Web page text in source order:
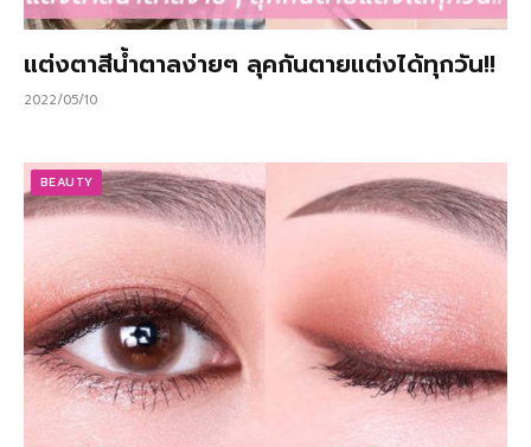
แต่งตาสีน้ำตาลง่ายๆ ลุคกันตายแต่งได้ทุกวัน!!
2022/05/10
BEAUTY